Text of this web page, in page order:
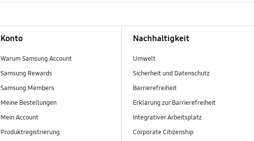
Konto
Warum Samsung Account
Samsung Rewards
Samsung Members
Meine Bestellungen
Mein Account
Produktregistrierung
Nachhaltigkeit
Umwelt
Sicherheit und Datenschutz
Barrierefreiheit
Erklärung zur Barrierefreiheit
Integrativer Arbeitsplatz
Corporate Citizenship